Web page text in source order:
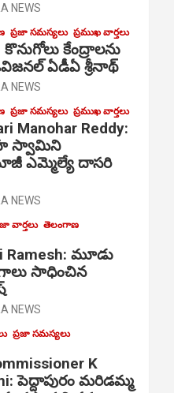
NEWS
ప్రజా సమస్యలు ప్రముఖ వార్తలు
కొనుగోలు కేంద్రాల‌ను
ఏడీఏ శ్రీనాథ్
NEWS
ప్రజా సమస్యలు ప్రముఖ వార్తలు
Manohar Reddy:
స్వామిని
ఎమ్మెల్యే దాసరి
NEWS
వార్తలు తెలంగాణ
Ramesh: మూడు
సాధించిన
NEWS
ప్రజా సమస్యలు
K
పెద్దాపురం మరిడమ్మ